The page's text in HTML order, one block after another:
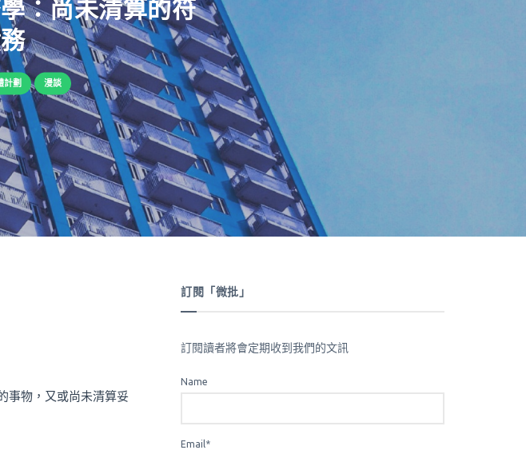
：尚未清算的符
計劃 漫談
事物，又或尚未清算妥
訂閱「微批」
訂閱讀者將會定期收到我們的文訊
Name
Email*